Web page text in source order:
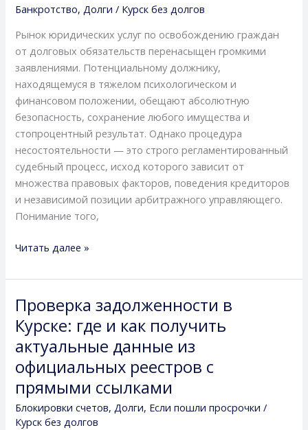
Банкротство, Долги / Курск без долгов
Рынок юридических услуг по освобождению граждан
от долговых обязательств перенасыщен громкими
заявлениями. Потенциальному должнику,
находящемуся в тяжелом психологическом и
финансовом положении, обещают абсолютную
безопасность, сохранение любого имущества и
стопроцентный результат. Однако процедура
несостоятельности — это строго регламентированный
судебный процесс, исход которого зависит от
множества правовых факторов, поведения кредиторов
и независимой позиции арбитражного управляющего.
Понимание того,
права,
отличить
честные
обязательства
от
уловок
рекламы
и
успешно
списать
долги
Читать далее »
Проверка задолженности в
Курске: где и как получить
актуальные данные из
официальных реестров с
прямыми ссылками
Блокировки счетов,Долги, Если пошли просрочки /
Курск без долгов
Проверка
задолженности
в
Курске:
где
и
как
получить